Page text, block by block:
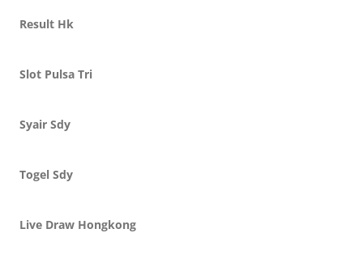
Result Hk
Slot Pulsa Tri
Syair Sdy
Togel Sdy
Live Draw Hongkong